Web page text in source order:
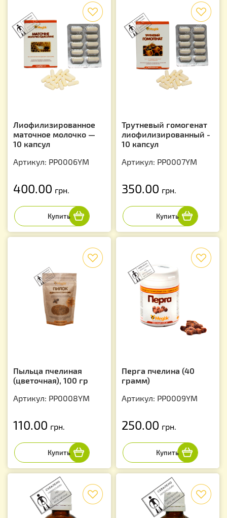
Лиофилизированное
маточное молочко —
10 капсул
Артикул: PP0006YM
400.00 грн.
Трутневый гомогенат
лиофилизированный -
10 капсул
Артикул: PP0007YM
350.00 грн.
Пыльца пчелиная
(цветочная), 100 гр
Артикул: PP0008YM
110.00 грн.
Перга пчелина (40
грамм)
Артикул: PP0009YM
250.00 грн.